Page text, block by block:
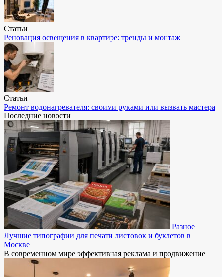
Статьи
Реновация освещения в квартире: тренды и монтаж
Статьи
Ремонт водонагревателя: своими руками или вызвать мастера
Последние новости
Разное
Лучшие типографии для печати листовок и буклетов в
Москве
В современном мире эффективная реклама и продвижение